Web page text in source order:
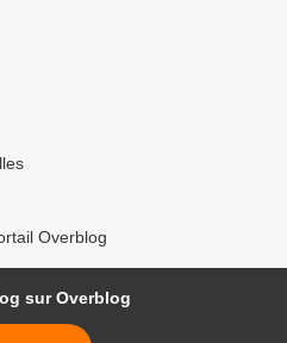
Overblog
sur Overblog